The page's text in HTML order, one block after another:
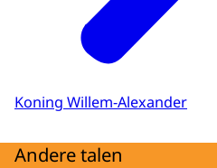
Koning Willem-Alexander
Andere talen